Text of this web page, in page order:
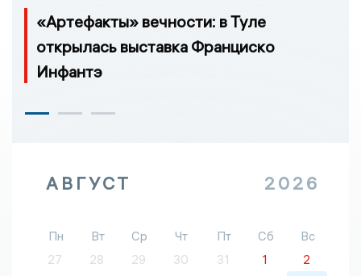
«Артефакты» вечности: в Туле
открылась выставка Франциско
Инфантэ
АВГУСТ 2026
Пн Вт Ср Чт Пт Сб
Вс
27
28 29 30 31 1
2